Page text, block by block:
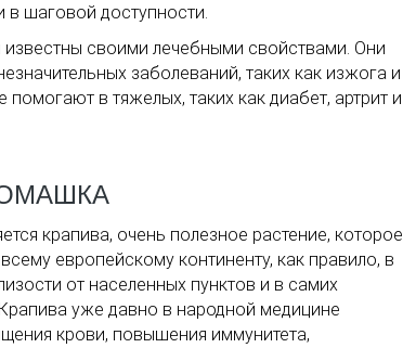
в шаговой доступности.
известны своими лечебными свойствами. Они
заболеваний, таких как изжога и
в тяжелых, таких как диабет, артрит и
крапива, очень полезное растение, которое
европейскому континенту, как правило, в
от населенных пунктов и в самих
уже давно в народной медицине
крови, повышения иммунитета,